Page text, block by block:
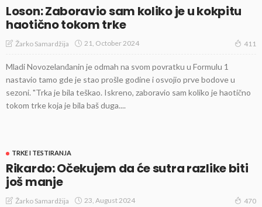
Loson: Zaboravio sam koliko je u kokpitu
haotično tokom trke
Žarko Samardžija 21, October 2024 411
Mladi Novozelanđanin je odmah na svom povratku u Formulu 1
nastavio tamo gde je stao prošle godine i osvojio prve bodove u
sezoni. "Trka je bila teškao. Iskreno, zaboravio sam koliko je haotično
tokom trke koja je bila baš duga....
TRKE I TESTIRANJA
Rikardo: Očekujem da će sutra razlike biti
još manje
Žarko Samardžija 23, August 2024 470